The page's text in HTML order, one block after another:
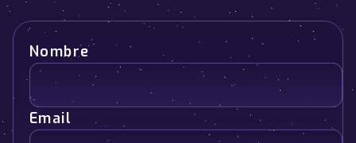
Nombre
Email